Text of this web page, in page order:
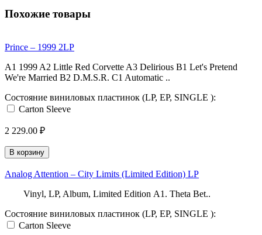
Похожие товары
Prince ‎– 1999 2LP
A1 1999 A2 Little Red Corvette A3 Delirious B1 Let's Pretend
We're Married B2 D.M.S.R. C1 Automatic ..
Состояние виниловых пластинок (LP, EP, SINGLE ):
Carton Sleeve
2 229.00 ₽
В корзину
Analog Attention ‎– City Limits (Limited Edition) LP
Vinyl, LP, Album, Limited Edition A1. Theta Bet..
Состояние виниловых пластинок (LP, EP, SINGLE ):
Carton Sleeve